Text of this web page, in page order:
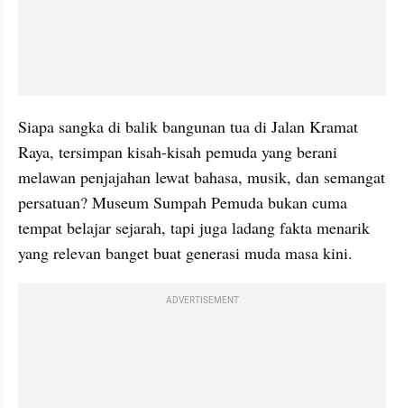
Siapa sangka di balik bangunan tua di Jalan Kramat
Raya, tersimpan kisah-kisah pemuda yang berani
melawan penjajahan lewat bahasa, musik, dan semangat
persatuan? Museum Sumpah Pemuda bukan cuma
tempat belajar sejarah, tapi juga ladang fakta menarik
yang relevan banget buat generasi muda masa kini.
ADVERTISEMENT